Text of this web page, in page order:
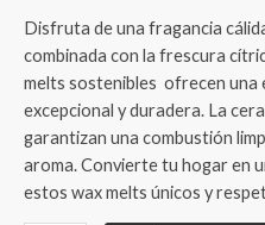
Disfruta de una fragancia
combinada con la frescura
melts sostenibles ofrecen una
excepcional y duradera. La
garantizan una combustión
aroma. Convierte tu hogar en
estos wax melts únicos y